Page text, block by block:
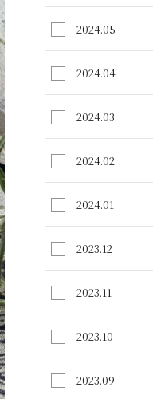
2024.05
2024.04
2024.03
2024.02
2024.01
2023.12
2023.11
2023.10
2023.09